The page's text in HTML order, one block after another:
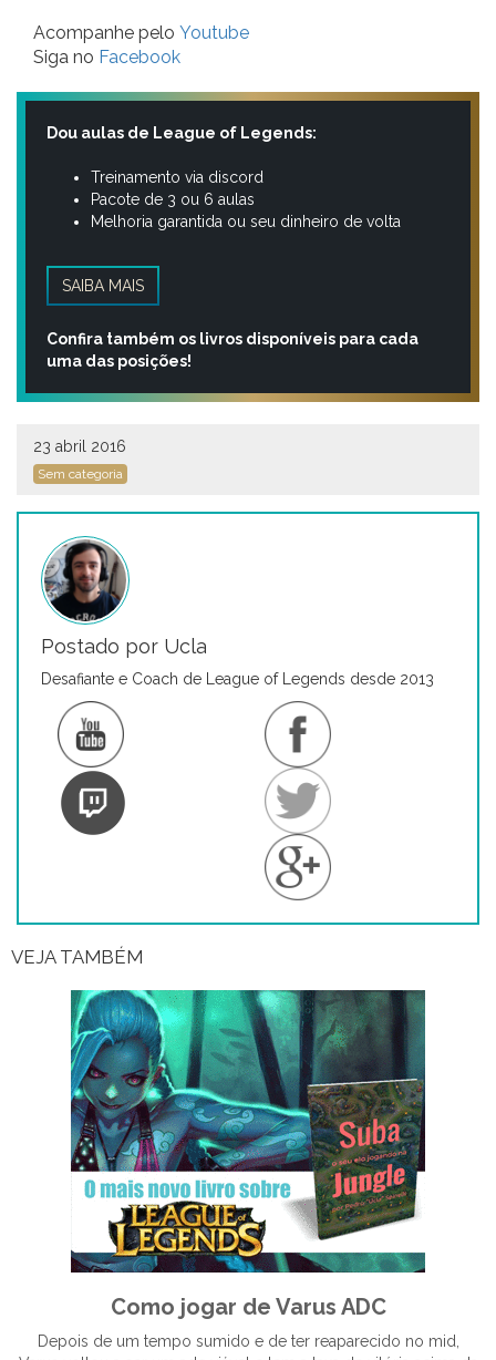
Acompanhe pelo Youtube
Siga no Facebook
Dou aulas de League of Legends:
Treinamento via discord
Pacote de 3 ou 6 aulas
Melhoria garantida ou seu dinheiro de volta
SAIBA MAIS
Confira também os livros disponíveis para cada
uma das posições!
23 abril 2016
Sem categoria
Postado por Ucla
Desafiante e Coach de League of Legends desde 2013
VEJA TAMBÉM
Como jogar de Varus ADC
Depois de um tempo sumido e de ter reaparecido no mid,